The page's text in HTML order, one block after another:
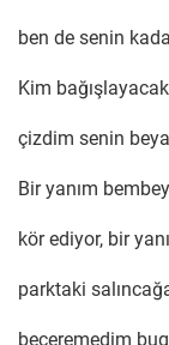
ben de senin
Kim
çizdim senin
Bir yanım
kör ediyor, bir
parktaki
beceremedim